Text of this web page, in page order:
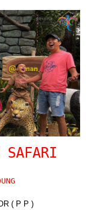
SAFARI
( P P )